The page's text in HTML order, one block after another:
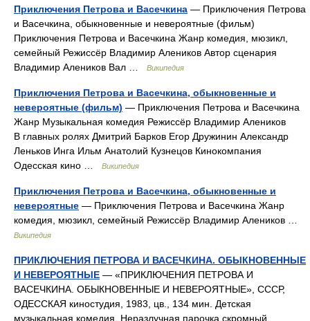
Приключения Петрова и Васечкина — Приключения Петрова
и Васечкина, обыкновенные и невероятные (фильм)
Приключения Петрова и Васечкина Жанр комедия, мюзикл,
семейный Режиссёр Владимир Алеников Автор сценария
Владимир Алеников Вал …
Википедия
Приключения Петрова и Васечкина, обыкновенные и
невероятные (фильм) — Приключения Петрова и Васечкина
Жанр Музыкальная комедия Режиссёр Владимир Алеников
В главных ролях Дмитрий Барков Егор Дружинин Александр
Леньков Инга Ильм Анатолий Кузнецов Кинокомпания
Одесская кино …
Википедия
Приключения Петрова и Васечкина, обыкновенные и
невероятные — Приключения Петрова и Васечкина Жанр
комедия, мюзикл, семейный Режиссёр Владимир Алеников …
Википедия
ПРИКЛЮЧЕНИЯ ПЕТРОВА И ВАСЕЧКИНА. ОБЫКНОВЕННЫЕ
И НЕВЕРОЯТНЫЕ — «ПРИКЛЮЧЕНИЯ ПЕТРОВА И
ВАСЕЧКИНА. ОБЫКНОВЕННЫЕ И НЕВЕРОЯТНЫЕ», СССР,
ОДЕССКАЯ киностудия, 1983, цв., 134 мин. Детская
музыкальная комедия. Неразлучная парочка скромный,